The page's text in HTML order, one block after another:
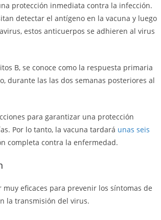
protección inmediata contra la infección.
detectar el antígeno en la vacuna y luego
estos anticuerpos se adhieren al virus
B, se conoce como la respuesta primaria
durante las las dos semanas posteriores al
para garantizar una protección
Por lo tanto, la vacuna tardará unas seis
completa contra la enfermedad.
eficaces para prevenir los síntomas de
la transmisión del virus.